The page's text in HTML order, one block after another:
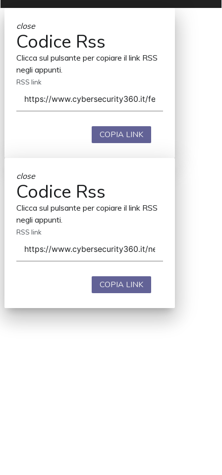
close
Codice Rss
Clicca sul pulsante per copiare il link RSS
negli appunti.
RSS link
COPIA LINK
close
Codice Rss
Clicca sul pulsante per copiare il link RSS
negli appunti.
RSS link
COPIA LINK